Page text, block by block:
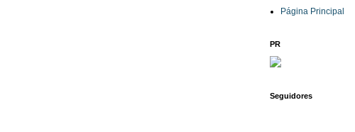
Página Principal
PR
Seguidores